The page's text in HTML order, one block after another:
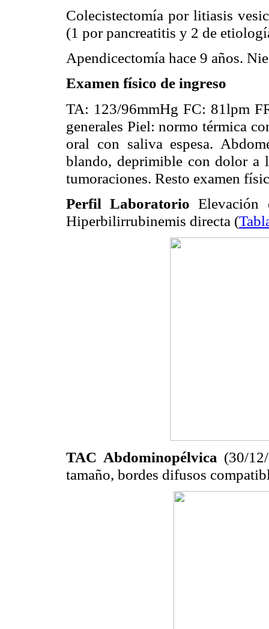
Colecistectomía por litiasis
(1 por pancreatitis y 2 de
Apendicectomía hace 9 años.
Examen físico de ingreso
TA: 123/96mmHg FC: 81lpm
generales Piel: normo térmica
oral con saliva espesa.
blando, deprimible con dolor a
tumoraciones. Resto examen
Perfil Laboratorio Elevación
Hiperbilirrubinemis directa (
TAC Abdominopélvica (30/
tamaño, bordes difusos